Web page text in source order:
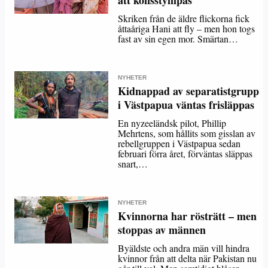
Skriken från de äldre flickorna fick
åttaåriga Hani att fly – men hon togs
fast av sin egen mor. Smärtan…
NYHETER
Kidnappad av separatistgrupp
i Västpapua väntas frisläppas
En nyzeeländsk pilot, Phillip
Mehrtens, som hållits som gisslan av
rebellgruppen i Västpapua sedan
februari förra året, förväntas släppas
snart,…
NYHETER
Kvinnorna har rösträtt – men
stoppas av männen
Byäldste och andra män vill hindra
kvinnor från att delta när Pakistan nu